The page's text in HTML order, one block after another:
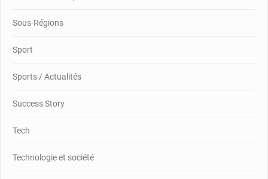
Sous-Régions
Sport
Sports / Actualités
Success Story
Tech
Technologie et société